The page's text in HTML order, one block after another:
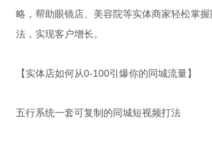
略，帮助眼镜店、美容院等实体商家轻松掌
法，实现客户增长。
【实体店如何从0-100引爆你的同城流量】
五行系统一套可复制的同城短视频打法